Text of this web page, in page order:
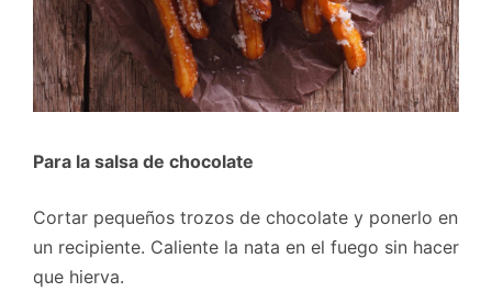
Para la salsa de chocolate
Cortar pequeños trozos de chocolate y ponerlo en
un recipiente. Caliente la nata en el fuego sin hacer
que hierva.